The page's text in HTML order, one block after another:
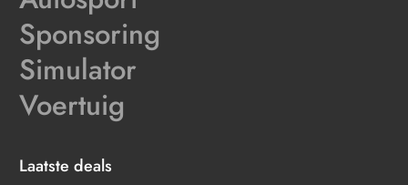
Sponsoring
Simulator
Voertuig
Laatste deals